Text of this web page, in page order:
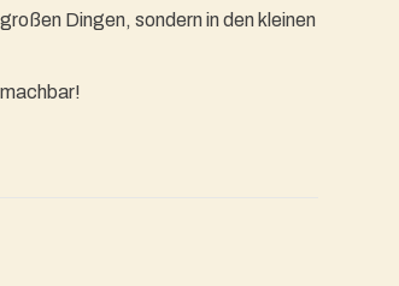
Dingen, sondern in den kleinen